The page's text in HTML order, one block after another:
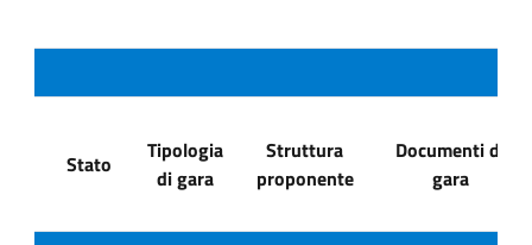
Stato
Tipologia
di gara
Struttura
proponente
Documenti di
gara